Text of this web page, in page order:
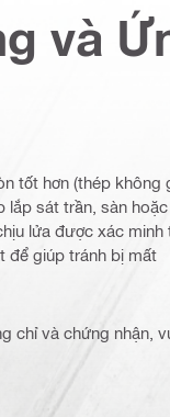
và
tốt hơn (thép không
lắp sát trần, sàn
lửa được xác minh
để giúp tránh bị mất
chỉ và chứng nhận,